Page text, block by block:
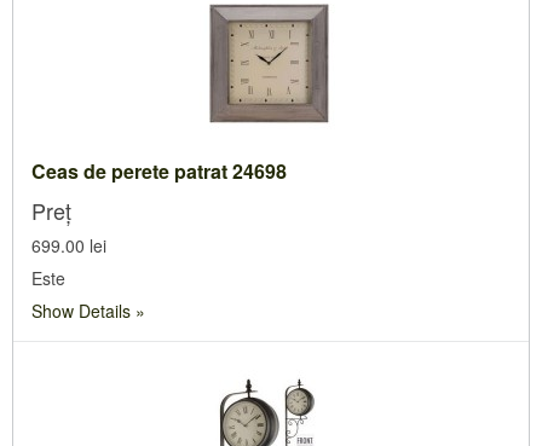
Ceas de perete patrat 24698
Preț
699.00 lei
Este
Show Details